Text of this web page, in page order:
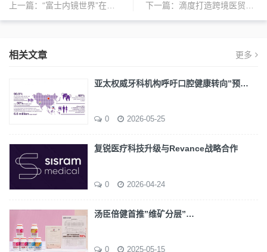
上一篇： “富士内镜世界”在线教育平台上线 下一篇： 滴度打造跨境医贸平台
相关文章 更多
亚太权威牙科机构呼吁口腔健康转向”预…
0 2026-05-25
复锐医疗科技升级与Revance战略合作
0 2026-04-24
汤臣倍健首推”维矿分层”…
0 2025-05-15